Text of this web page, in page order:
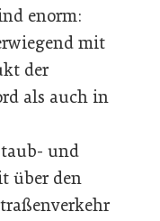
enorm:
mit
der
als auch in
und
über den